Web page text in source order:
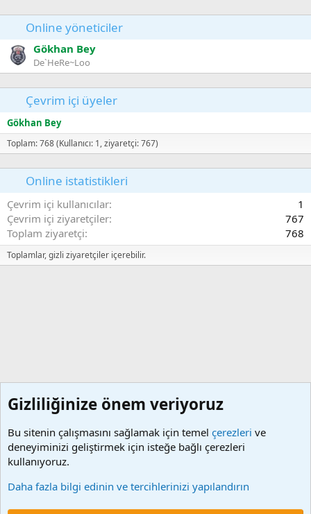
Online yöneticiler
Gökhan Bey
De`HeRe~Loo
Çevrim içi üyeler
Gökhan Bey
Toplam: 768 (Kullanıcı: 1, ziyaretçi: 767)
Online istatistikleri
Çevrim içi kullanıcılar
1
Çevrim içi ziyaretçiler
767
Toplam ziyaretçi
768
Toplamlar, gizli ziyaretçiler içerebilir.
Çerezler
Gizliliğinize önem veriyoruz
Bu sitenin çalışmasını sağlamak için temel çerezleri ve
deneyiminizi geliştirmek için isteğe bağlı çerezleri
kullanıyoruz.
Daha fazla bilgi edinin ve tercihlerinizi yapılandırın